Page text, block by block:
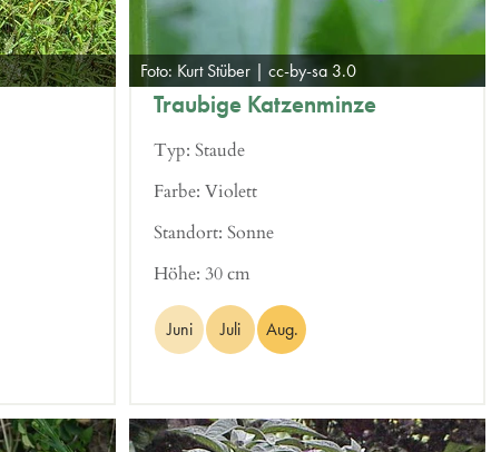
Foto: Kurt Stüber | cc-by-sa 3.0
Traubige Katzenminze
Typ: Staude
Farbe: Violett
Standort: Sonne
Höhe: 30 cm
Juni Juli Aug.